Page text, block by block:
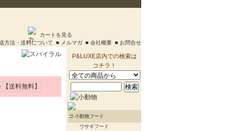
カートを見る
方法・送料について ■ メルマガ ■ 会社概要 ■ お問合せ
P&LUXE店内での検索は
コチラ！
□ 小動物フード
ウサギフード